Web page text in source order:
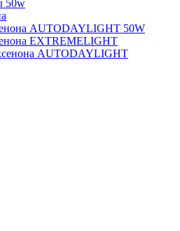
50w
AUTODAYLIGHT 50W
EXTREMELIGHT
AUTODAYLIGHT